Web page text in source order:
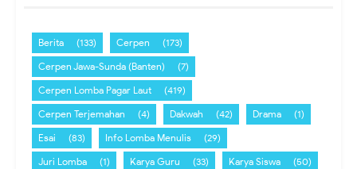
Berita (133) Cerpen
(173)
Cerpen Jawa-Sunda (Banten)
(7)
Cerpen Lomba Pagar Laut
(419)
Cerpen Terjemahan
(4) Dakwah (42) Drama
(1)
Esai
(83) Info Lomba Menulis
(29)
Juri Lomba
(1) Karya Guru (33) Karya Siswa
(50)